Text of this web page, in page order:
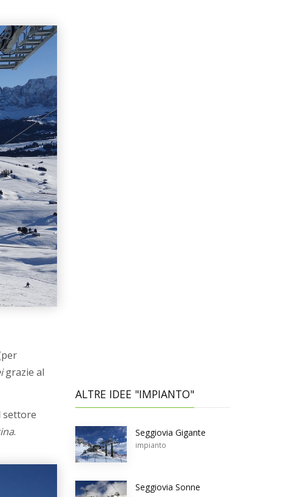
grazie al
settore
.
ALTRE IDEE "IMPIANTO"
Seggiovia Gigante
impianto
Seggiovia Sonne